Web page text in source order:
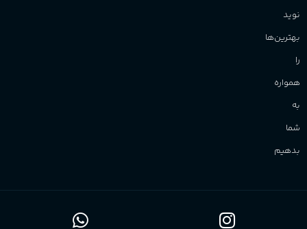
نوید
بهترین‌ها
را
همواره
به
شما
بدهیم